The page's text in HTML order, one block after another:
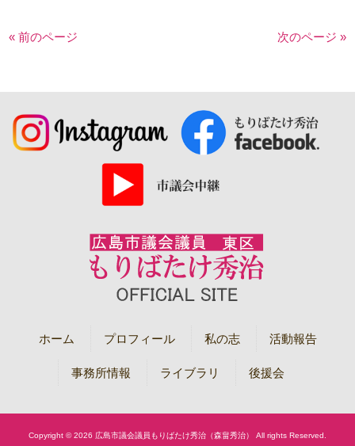
« 前のページ 次のページ »
ホーム プロフィール 私の志 活動報告
事務所情報 ライブラリ 後援会
Copyright © 2026 広島市議会議員もりばたけ秀治（森畠秀治） All rights Reserved.